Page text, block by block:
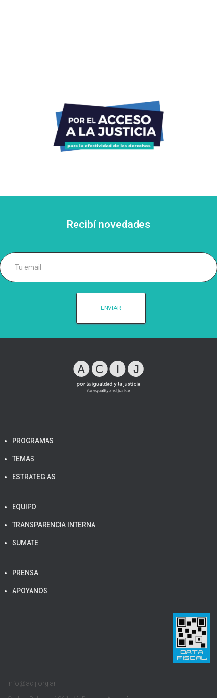
Recibí novedades
PROGRAMAS
TEMAS
ESTRATEGIAS
EQUIPO
TRANSPARENCIA INTERNA
SUMATE
PRENSA
APOYANOS
info@acij.org.ar